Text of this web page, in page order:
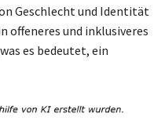
Geschlecht und Identität
offeneres und inklusiveres
es bedeutet, ein